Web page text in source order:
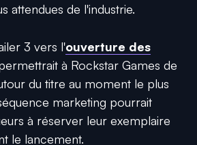
attendues de l'industrie.
3 vers l'ouverture des
à Rockstar Games de
du titre au moment le plus
marketing pourrait
à réserver leur exemplaire
le lancement.